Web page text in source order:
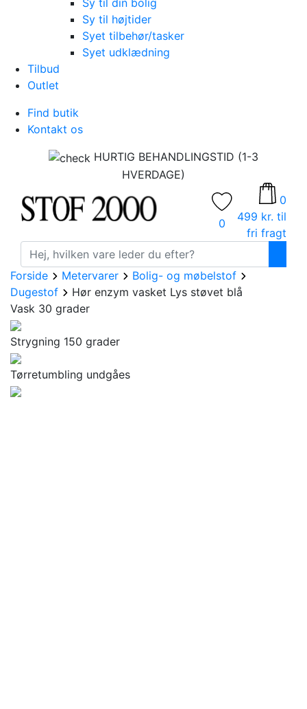
Sy til din bolig
Sy til højtider
Syet tilbehør/tasker
Syet udklædning
Tilbud
Outlet
Find butik
Kontakt os
HURTIG BEHANDLINGSTID (1-3
HVERDAGE)
0
0
499 kr. til
fri fragt
Forside Metervarer
Bolig- og møbelstof
Dugestof
Hør enzym vasket Lys støvet blå
Vask 30 grader
Strygning 150 grader
Tørretumbling undgåes